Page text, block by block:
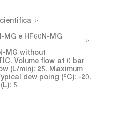
e HF60N-MG
MG without
Volume flow at 0 bar
(L/min): 25. Maximum
dew poing (ºC): -20.
5